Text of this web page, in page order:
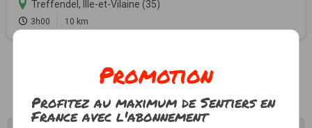
Treffendel, Ille-et-Vilaine (35)
3h00 10 km
1
Promotion
Profitez au maximum de Sentiers en
France avec l'abonnement